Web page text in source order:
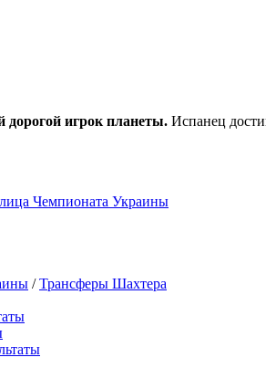
дорогой игрок планеты. Испанец
Чемпионата Украины
/Трансферы Шахтера